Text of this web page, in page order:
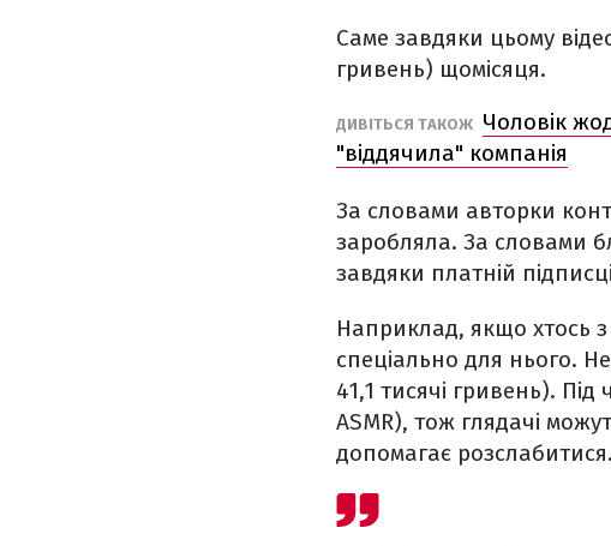
Саме завдяки цьому
гривень) щомісяця.
ДИВІТЬСЯ ТАКОЖ Чоловік
"віддячила" компанія
За словами авторки
заробляла. За словами
завдяки платній
Наприклад, якщо хтось з
спеціально для нього.
41,1 тисячі гривень).
ASMR), тож глядачі
допомагає розслабитися.